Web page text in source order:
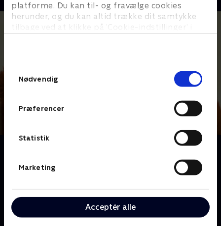
platforme. Du kan til- og fravælge cookies
herunder, og du kan altid trække dit samtykke
tilbage ved at klikke på ’Cookie-indstillinger’ i
Nødvendig
Præferencer
Statistik
Marketing
Acceptér alle
Mød Masha, der er energisk som syv vilde heste og
ELSKER dyr. Desværre elsker dyr bare ikke Mashas
skoven, møder hun en ven for livet: Han er brun, han
har pels, og han er omtrent fem gange så stor som
Masha!